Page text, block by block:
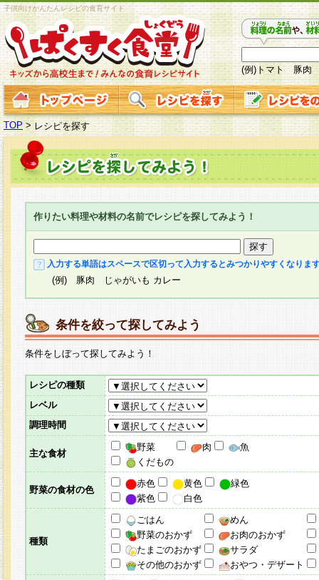
子供向けかんたんレシピの食育サイト
(例)トマト 豚肉
TOP > レシピを探す
作りたい料理や材料の名前でレシピを探してみよう！
入力する単語はスペースで区切って入力するとみつかりやすくなりま
(例) 豚肉 じゃがいも カレー
条件を絞って探してみよう
条件をしぼって探してみよう！
レシピの種類
レベル
調理時間
主な食材
野菜 肉
魚
くだもの
野菜の食材の色
赤色 黄色
緑色
紫色
白色
種類
ごはん
めん
野菜のおかず
お肉のおかず
たまごのおかず
サラダ
その他のおかず
おやつ・デザート